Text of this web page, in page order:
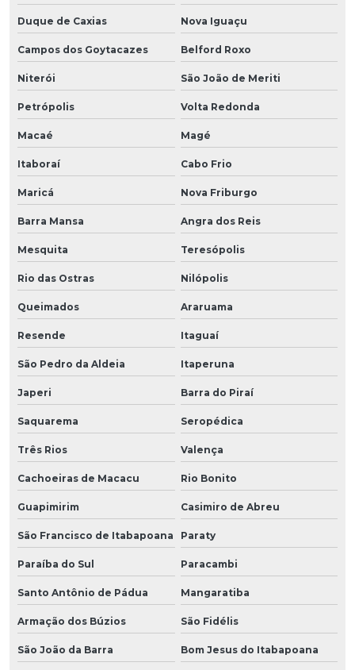
Duque de Caxias Nova Iguaçu
Campos dos Goytacazes Belford Roxo
Niterói São João de Meriti
Petrópolis Volta Redonda
Macaé Magé
Itaboraí Cabo Frio
Maricá Nova Friburgo
Barra Mansa Angra dos Reis
Mesquita Teresópolis
Rio das Ostras Nilópolis
Queimados Araruama
Resende Itaguaí
São Pedro da Aldeia Itaperuna
Japeri Barra do Piraí
Saquarema Seropédica
Três Rios Valença
Cachoeiras de Macacu Rio Bonito
Guapimirim Casimiro de Abreu
São Francisco de Itabapoana Paraty
Paraíba do Sul Paracambi
Santo Antônio de Pádua Mangaratiba
Armação dos Búzios São Fidélis
São João da Barra Bom Jesus do Itabapoana